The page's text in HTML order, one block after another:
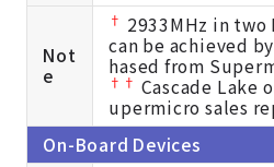
Not
e
† 2933MHz in two
can be achieved
hased from
†† Cascade Lake
upermicro sales
On-Board Devices